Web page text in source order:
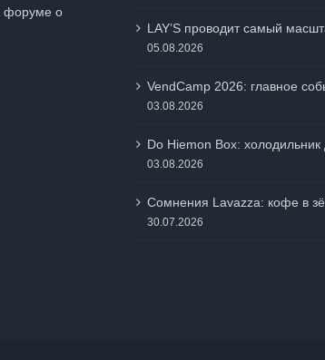
форуме о
LAY’S проводит самый
05.08.2026
VendCamp 2026: главное
03.08.2026
Do Hiemon Box:
03.08.2026
Сомнения Lavazza: кофе в
30.07.2026